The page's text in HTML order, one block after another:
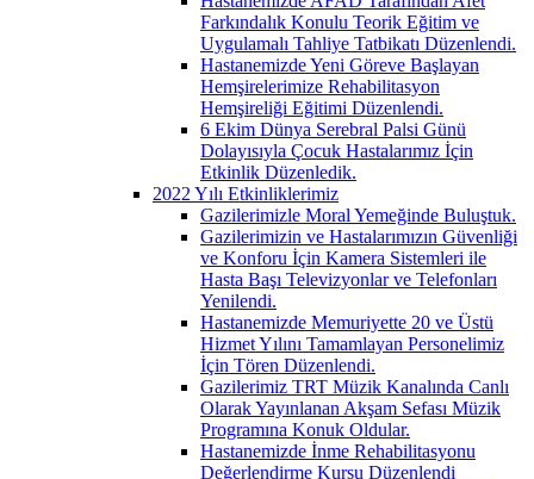
Farkındalık Konulu Teorik Eğitim ve
Uygulamalı Tahliye Tatbikatı Düzenlendi.
Hastanemizde Yeni Göreve Başlayan
Hemşirelerimize Rehabilitasyon
Hemşireliği Eğitimi Düzenlendi.
6 Ekim Dünya Serebral Palsi Günü
Dolayısıyla Çocuk Hastalarımız İçin
Etkinlik Düzenledik.
2022 Yılı Etkinliklerimiz
Gazilerimizle Moral Yemeğinde Buluştuk.
Gazilerimizin ve Hastalarımızın Güvenliği
ve Konforu İçin Kamera Sistemleri ile
Hasta Başı Televizyonlar ve Telefonları
Yenilendi.
Hastanemizde Memuriyette 20 ve Üstü
Hizmet Yılını Tamamlayan Personelimiz
İçin Tören Düzenlendi.
Gazilerimiz TRT Müzik Kanalında Canlı
Olarak Yayınlanan Akşam Sefası Müzik
Programına Konuk Oldular.
Hastanemizde İnme Rehabilitasyonu
Değerlendirme Kursu Düzenlendi